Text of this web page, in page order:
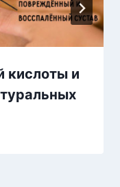
кислоты и